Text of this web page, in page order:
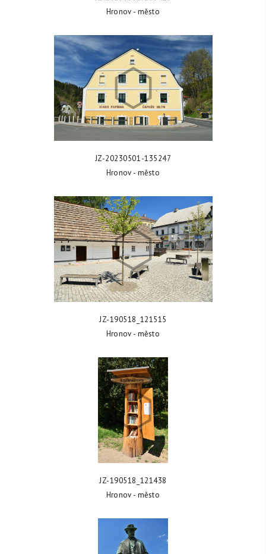
Hronov - město
ZOBRAZIT FOTKU
JZ-20230501-135247
Hronov - město
ZOBRAZIT FOTKU
JZ-190518_121515
Hronov - město
ZOBRAZIT FOTKU
JZ-190518_121438
Hronov - město